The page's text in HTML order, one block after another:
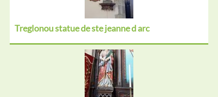
Treglonou statue de ste jeanne d arc